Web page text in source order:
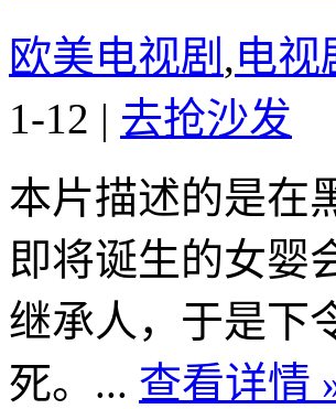
欧美电视剧 ,电视
1-12 | 去抢沙发
本片描述的是在
即将诞生的女婴
继承人，于是下
死。... 查看详情